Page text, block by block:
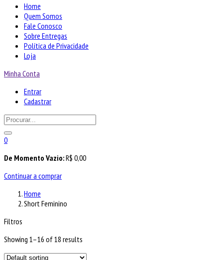
Home
Quem Somos
Fale Conosco
Sobre Entregas
Política de Privacidade
Loja
Minha Conta
Entrar
Cadastrar
0
De Momento Vazio:R$ 0,00
Continuar a comprar
Home
Short Feminino
Filtros
Showing 1–16 of 18 results